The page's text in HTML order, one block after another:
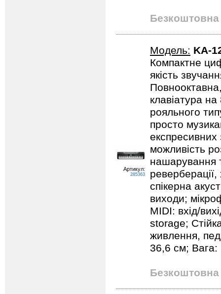
Безкоштовна
Артикул:
285363
Модель: KA-
Компактне
якість
клавіатура
рояльного
просто
експресивних
можливість
нашарування
спікерна
виходи;
MIDI: вхід/
storage;
живлення,
36,6 см; Вага:
Безкоштовна